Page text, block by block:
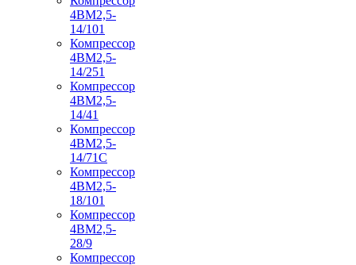
4ВМ2,5-
14/101
Компрессор
4ВМ2,5-
14/251
Компрессор
4ВМ2,5-
14/41
Компрессор
4ВМ2,5-
14/71C
Компрессор
4ВМ2,5-
18/101
Компрессор
4ВМ2,5-
28/9
Компрессор